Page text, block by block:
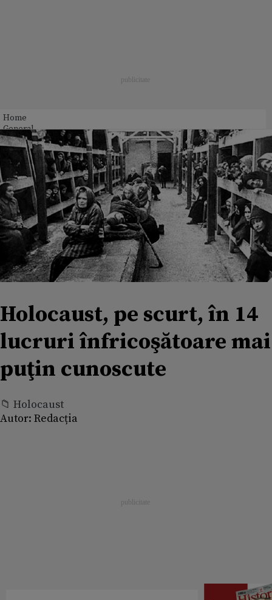
Home
General
Holocaust, pe scurt, în 14
lucruri înfricoşătoare mai
puţin cunoscute
📁 Holocaust
Autor: Redacția